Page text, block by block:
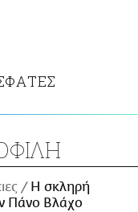
H σκληρή
Πάνο Βλάχο